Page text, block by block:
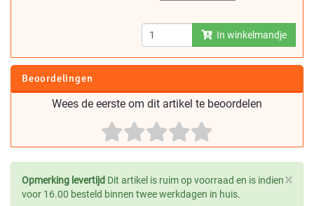
In winkelmandje
Beoordelingen
Wees de eerste om dit artikel te beoordelen
×
Opmerking levertijd Dit artikel is ruim op voorraad en is indien
voor 16.00 besteld binnen twee werkdagen in huis.